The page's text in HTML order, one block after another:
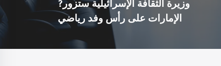
الإمارات على رأس وفد رياضي